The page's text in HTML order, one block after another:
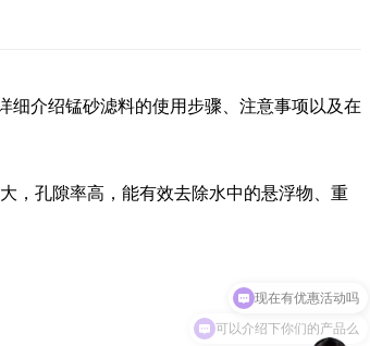
细介绍锰砂滤料的使用步骤、注意事项以及在
，孔隙率高，能有效去除水中的悬浮物、重
可以介绍下你们的产品么